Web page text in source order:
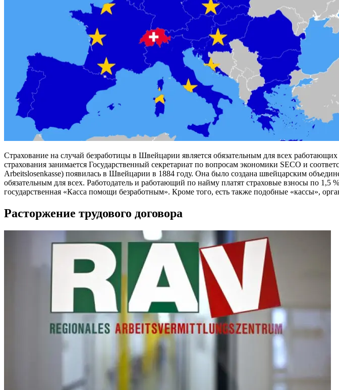
Страхование на случай безработицы в Швейцарии является обязательным для всех
страхования занимается Государственный секретариат по вопросам экономики SECO и
Arbeitslosenkasse) появилась в Швейцарии в 1884 году. Она было создана швейцарским
обязательным для всех. Работодатель и работающий по найму платят страховые взносы по
государственная «Касса помощи безработным». Кроме того, есть также подобные «кассы»,
Расторжение трудового договора